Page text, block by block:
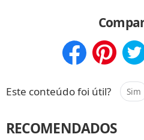
Este conteúdo foi útil? Sim
RECOMENDADOS